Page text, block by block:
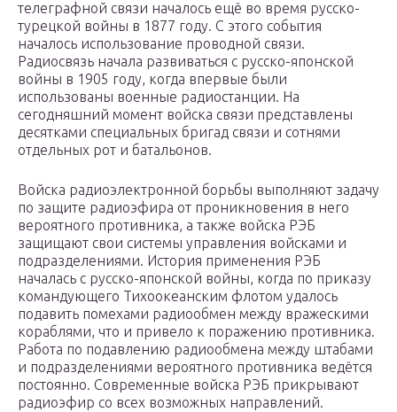
телеграфной связи началось ещё во время русско-
турецкой войны в 1877 году. С этого события
началось использование проводной связи.
Радиосвязь начала развиваться с русско-японской
войны в 1905 году, когда впервые были
использованы военные радиостанции. На
сегодняшний момент войска связи представлены
десятками специальных бригад связи и сотнями
отдельных рот и батальонов.
Войска радиоэлектронной борьбы выполняют задачу
по защите радиоэфира от проникновения в него
вероятного противника, а также войска РЭБ
защищают свои системы управления войсками и
подразделениями. История применения РЭБ
началась с русско-японской войны, когда по приказу
командующего Тихоокеанским флотом удалось
подавить помехами радиообмен между вражескими
кораблями, что и привело к поражению противника.
Работа по подавлению радиообмена между штабами
и подразделениями вероятного противника ведётся
постоянно. Современные войска РЭБ прикрывают
радиоэфир со всех возможных направлений.